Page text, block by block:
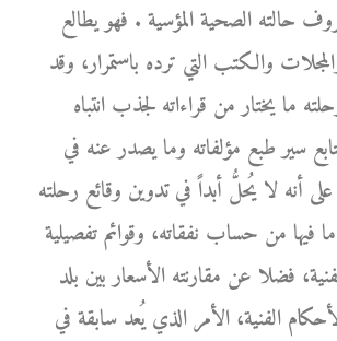
حالته الصحية المؤسية . فهو يطالع
والكتب التي ترده باستمرار، وقد
ما يختار من قراءاته لجذب انتباه
سير طبع مؤلفاته وما يصدر عنه في
أنه لا يُحلُّ أبداً في تدوين وقائع رحلته
فيها من حساب نفقاته، وقوائم تفصيلية
فضلا عن مقارنته الأسعار بين بلد
الفنية، الأمر الذي يُعد سابقة في